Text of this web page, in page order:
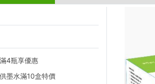
4瓶享優惠
墨水滿10盒特價